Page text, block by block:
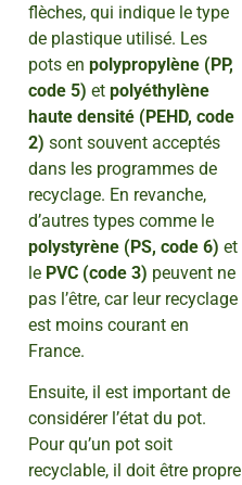
flèches, qui indique le type
de plastique utilisé. Les
pots en polypropylène (PP,
code 5) et polyéthylène
haute densité (PEHD, code
2) sont souvent acceptés
dans les programmes de
recyclage. En revanche,
d’autres types comme le
polystyrène (PS, code 6) et
le PVC (code 3) peuvent ne
pas l’être, car leur recyclage
est moins courant en
France.
Ensuite, il est important de
considérer l’état du pot.
Pour qu’un pot soit
recyclable, il doit être propre